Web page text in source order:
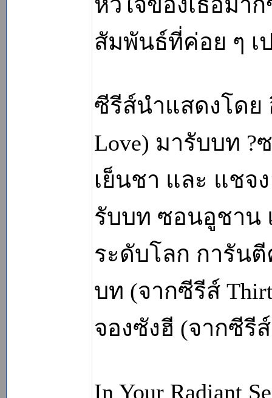
สัมพันธ์ที่ค่อย ๆ เ
ซีรีส์นำแสดงโดย
Love) มารับบท ?
เย็นชา และ แชจ
รับบท ซอนอูชาน
ระดับโลก การัน
บท (จากซีรีส์
จองซังฮี (จากซีรีส์
In Your Radiant